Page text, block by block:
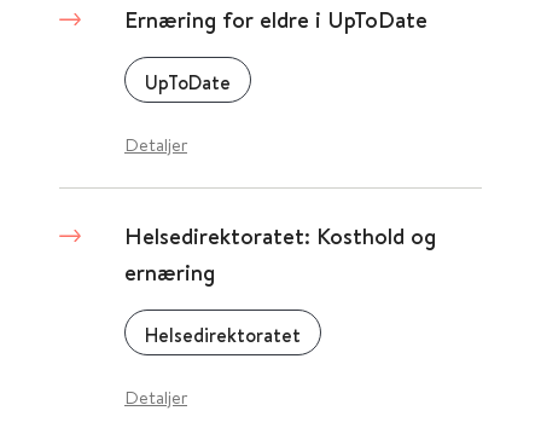
Ernæring for eldre i UpToDate
UpToDate
Detaljer
Helsedirektoratet: Kosthold og
ernæring
Helsedirektoratet
Detaljer